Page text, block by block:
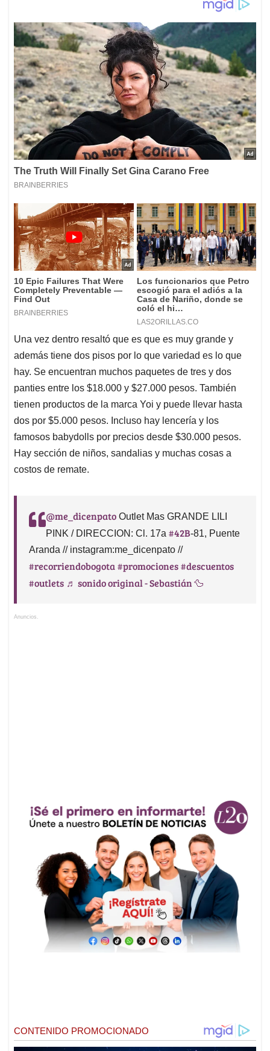
Una vez dentro resaltó que es que es muy grande y
además tiene dos pisos por lo que variedad es lo que
hay. Se encuentran muchos paquetes de tres y dos
panties entre los $18.000 y $27.000 pesos. También
tienen productos de la marca Yoi y puede llevar hasta
dos por $5.000 pesos. Incluso hay lencería y los
famosos babydolls por precios desde $30.000 pesos.
Hay sección de niños, sandalias y muchas cosas a
costos de remate.
@me_dicenpato Outlet Mas GRANDE LILI
PINK / DIRECCION: Cl. 17a #42B-81, Puente
Aranda // instagram:me_dicenpato //
#recorriendobogota#promociones#descuentos
#outlets ♬ sonido original - Sebastián 🦆
Anuncios.